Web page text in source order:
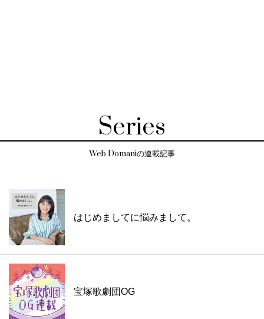
Series
Web Domaniの連載記事
はじめましてに悩みまして。
宝塚歌劇団OG